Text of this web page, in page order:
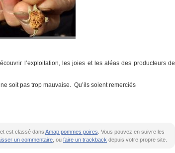
l’exploitation, les joies et les aléas des producteurs de
soit pas trop mauvaise. Qu’ils soient remerciés
est classé dans Amap pommes poires . Vous pouvez en suivre les
un commentaire , ou faire un trackback depuis votre propre site.